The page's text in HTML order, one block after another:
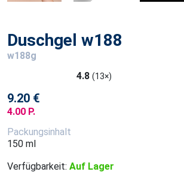
Duschgel w188
w188g
4.8 (13×)
9.20 €
4.00 P.
Packungsinhalt
150 ml
Verfügbarkeit: Auf Lager